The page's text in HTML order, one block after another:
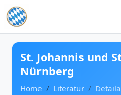
Zum Inhalt springen
St. Johannis und
Nürnberg
Home Literatur